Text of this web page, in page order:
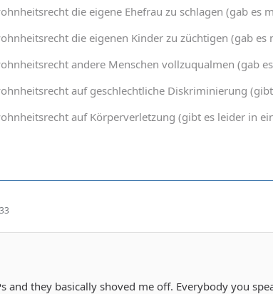
die eigene Ehefrau zu schlagen (gab es
die eigenen Kinder zu züchtigen (gab es
andere Menschen vollzuqualmen (gab
auf geschlechtliche Diskriminierung
auf Körperverletzung (gibt es leider in
and they basically shoved me off. Everybody you